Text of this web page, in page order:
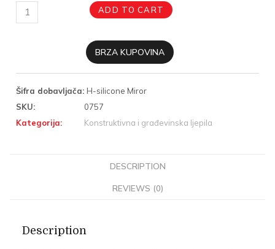
ADD TO CART
BRZA KUPOVINA
Šifra dobavljača: H-silicone Miror
SKU:
0757
Kategorija:
Konstruktivna i građevinska ljepila
DESCRIPTION
REVIEWS (0)
Description